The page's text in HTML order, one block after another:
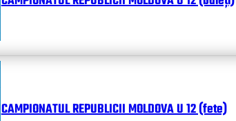
CAMPIONATUL REPUBLICII MOLDOVA U 12 (fete)